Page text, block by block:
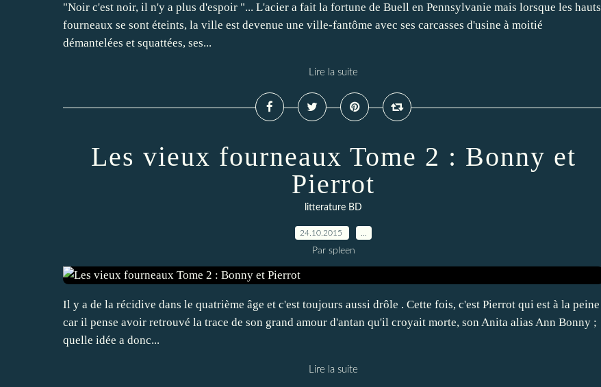
"Noir c'est noir, il n'y a plus d'espoir "... L'acier a fait la fortune de Buell en Pennsylvanie mais lorsque les hauts
fourneaux se sont éteints, la ville est devenue une ville-fantôme avec ses carcasses d'usine à moitié
démantelées et squattées, ses...
Lire la suite
Les vieux fourneaux Tome 2 : Bonny et
Pierrot
litterature BD
24.10.2015
Par spleen
Il y a de la récidive dans le quatrième âge et c'est toujours aussi drôle . Cette fois, c'est Pierrot qui est à la peine
car il pense avoir retrouvé la trace de son grand amour d'antan qu'il croyait morte, son Anita alias Ann Bonny ;
quelle idée a donc...
Lire la suite